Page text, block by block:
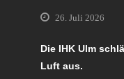
26. Juli 2026
Die IHK Ulm
Luft aus.